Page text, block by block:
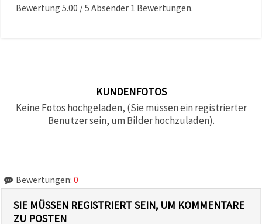
Bewertung 5.00 /5 Absender 1 Bewertungen.
KUNDENFOTOS
Keine Fotos hochgeladen, (Sie müssen ein registrierter
Benutzer sein, um Bilder hochzuladen).
Bewertungen: 0
SIE MÜSSEN REGISTRIERT SEIN, UM KOMMENTARE
ZU POSTEN